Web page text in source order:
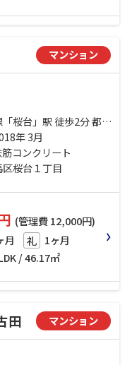
マンション
桜台」駅 徒歩2分 都営
」駅 徒歩10分 西武
桜台」駅 徒歩8分
年 3月
コンクリート
桜台１丁目
(管理費 12,000円)
月 礼 1ヶ月
/ 46.17㎡
田 マンション